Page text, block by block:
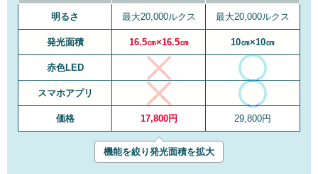
明るさ 最大20,000ルクス 最大20,000ルクス
発光面積 16.5㎝×16.5㎝ 10㎝×10㎝
赤色LED
スマホアプリ
価格 17,800円 29,800円
機能を絞り発光面積を拡大